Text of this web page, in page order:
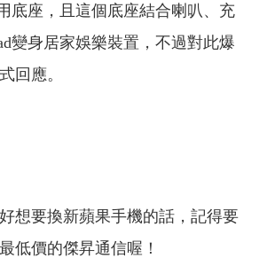
底座，且這個底座結合喇叭、充
變身居家娛樂裝置，不過對此爆
回應。
想要換新蘋果手機的話，記得要
低價的傑昇通信喔！